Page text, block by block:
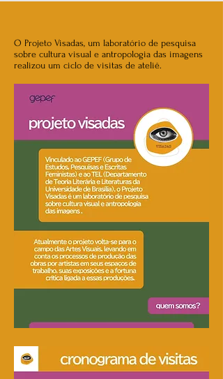
O Projeto Visadas, um laboratório de pesquisa
sobre cultura visual e antropologia das imagens
realizou um ciclo de visitas de ateliê.